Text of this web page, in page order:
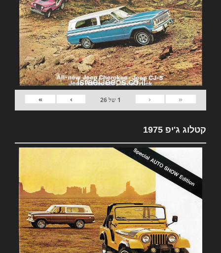
«
‹
1 של26
›
»
קטלוג ג'יפ 1975